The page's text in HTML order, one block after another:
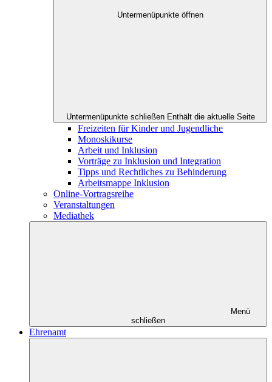
Untermenüpunkte öffnen
Untermenüpunkte schließen Enthält die aktuelle Seite
Freizeiten für Kinder und Jugendliche
Monoskikurse
Arbeit und Inklusion
Vorträge zu Inklusion und Integration
Tipps und Rechtliches zu Behinderung
Arbeitsmappe Inklusion
Online-Vortragsreihe
Veranstaltungen
Mediathek
Menü
schließen
Ehrenamt